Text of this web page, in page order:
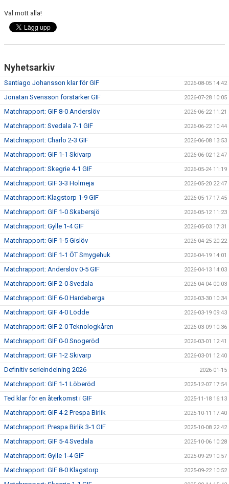
EKEVALLEN IP
BILDER
STATISTIK
ÅRSKORT A-LAG 2026
Väl mött alla!
Nyhetsarkiv
Santiago Johansson klar för GIF 2026-08-05 14:42
Jonatan Svensson förstärker GIF 2026-07-28 10:05
Matchrapport: GIF 8-0 Anderslöv 2026-06-22 11:21
Matchrapport: Svedala 7-1 GIF 2026-06-22 10:44
Matchrapport: Charlo 2-3 GIF 2026-06-08 13:53
Matchrapport: GIF 1-1 Skivarp 2026-06-02 12:47
Matchrapport: Skegrie 4-1 GIF 2026-05-24 11:19
Matchrapport: GIF 3-3 Holmeja 2026-05-20 22:47
Matchrapport: Klagstorp 1-9 GIF 2026-05-17 17:45
Matchrapport: GIF 1-0 Skabersjö 2026-05-12 11:23
Matchrapport: Gylle 1-4 GIF 2026-05-03 17:31
Matchrapport: GIF 1-5 Gislöv 2026-04-25 20:22
Matchrapport: GIF 1-1 ÖT Smygehuk 2026-04-19 14:01
Matchrapport: Anderslöv 0-5 GIF 2026-04-13 14:03
Matchrapport: GIF 2-0 Svedala 2026-04-04 00:03
Matchrapport: GIF 6-0 Hardeberga 2026-03-30 10:34
Matchrapport: GIF 4-0 Lödde 2026-03-19 09:43
Matchrapport: GIF 2-0 Teknologkåren 2026-03-09 10:36
Matchrapport: GIF 0-0 Snogeröd 2026-03-01 12:41
Matchrapport: GIF 1-2 Skivarp 2026-03-01 12:40
Definitiv serieindelning 2026 2026-01-15
Matchrapport: GIF 1-1 Löberöd 2025-12-07 17:54
Ted klar för en återkomst i GIF 2025-11-18 16:13
Matchrapport: GIF 4-2 Prespa Birlik 2025-10-11 17:40
Matchrapport: Prespa Birlik 3-1 GIF 2025-10-08 22:42
Matchrapport: GIF 5-4 Svedala 2025-10-06 10:28
Matchrapport: Gylle 1-4 GIF 2025-09-29 10:57
Matchrapport: GIF 8-0 Klagstorp 2025-09-22 10:52